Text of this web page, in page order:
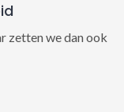
zetten we dan ook